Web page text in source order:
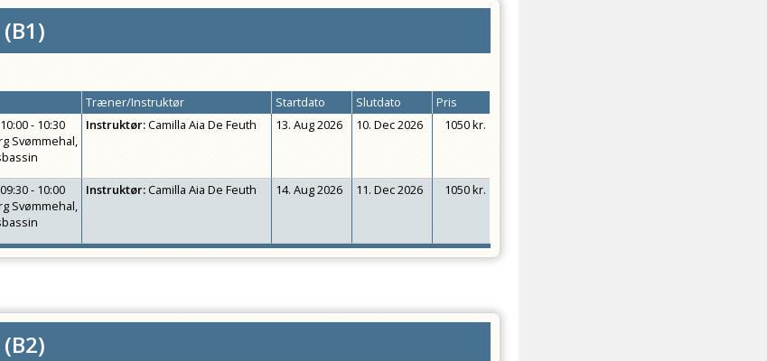
(B1)
Træner/Instruktør Startdato Slutdato
Pris
10:00 - 10:30
Svømmehal,
Instruktør:Camilla Aia De Feuth 13. Aug 2026 10. Dec 2026 1050 kr.
09:30 - 10:00
Svømmehal,
Instruktør:Camilla Aia De Feuth 14. Aug 2026 11. Dec 2026 1050 kr.
(B2)